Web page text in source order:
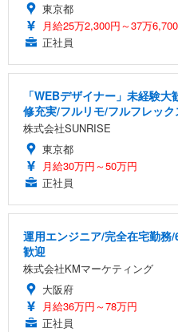
東京都
月給25万2,300円～37万
正社員
「WEBデザイナー」未経験
修充実/フルリモ/フルフレック
株式会社SUNRISE
東京都
月給30万円～50万円
正社員
運用エンジニア/完全在宅勤務
歓迎
株式会社KMマーケティング
大阪府
月給36万円～78万円
正社員